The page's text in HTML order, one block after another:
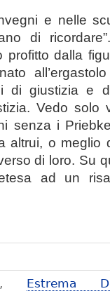
e nelle
di
profitto dalla
di giustizia e
Vedo solo
senza i
altrui, o meglio
di loro. Su
ad un
, Estrema